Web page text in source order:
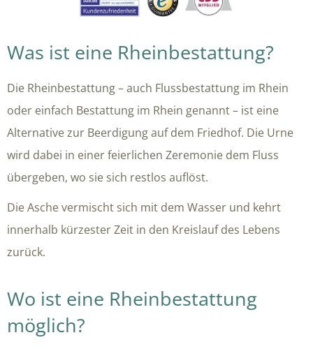
Was ist eine Rheinbestattung?
Die Rheinbestattung – auch Flussbestattung im Rhein
oder einfach Bestattung im Rhein genannt – ist eine
Alternative zur Beerdigung auf dem Friedhof. Die Urne
wird dabei in einer feierlichen Zeremonie dem Fluss
übergeben, wo sie sich restlos auflöst.
Die Asche vermischt sich mit dem Wasser und kehrt
innerhalb kürzester Zeit in den Kreislauf des Lebens
zurück.
Wo ist eine Rheinbestattung
möglich?